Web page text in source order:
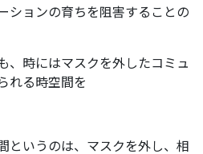
ションの育ちを阻害することの
、時にはマスクを外したコミュ
れる時空間を
というのは、マスクを外し、相